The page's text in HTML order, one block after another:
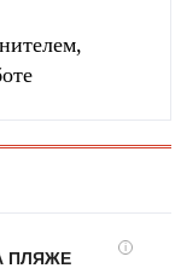
i
ПЛЯЖЕ